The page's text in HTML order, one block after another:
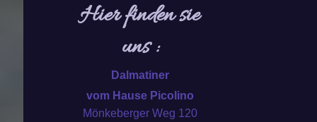
Hier finden sie
uns :
Dalmatiner
vom Hause Picolino
Mönkeberger Weg 120